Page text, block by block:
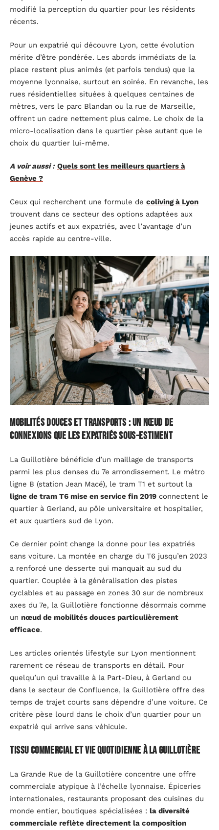
modifié la perception du quartier pour les résidents
récents.
Pour un expatrié qui découvre Lyon, cette évolution
mérite d’être pondérée. Les abords immédiats de la
place restent plus animés (et parfois tendus) que la
moyenne lyonnaise, surtout en soirée. En revanche, les
rues résidentielles situées à quelques centaines de
mètres, vers le parc Blandan ou la rue de Marseille,
offrent un cadre nettement plus calme. Le choix de la
micro-localisation dans le quartier pèse autant que le
choix du quartier lui-même.
A voir aussi : Quels sont les meilleurs quartiers à
Genève ?
Ceux qui recherchent une formule de coliving à Lyon
trouvent dans ce secteur des options adaptées aux
jeunes actifs et aux expatriés, avec l’avantage d’un
accès rapide au centre-ville.
Mobilités douces et transports : un nœud de
connexions que les expatriés sous-estiment
La Guillotière bénéficie d’un maillage de transports
parmi les plus denses du 7e arrondissement. Le métro
ligne B (station Jean Macé), le tram T1 et surtout la
ligne de tram T6 mise en service fin 2019 connectent le
quartier à Gerland, au pôle universitaire et hospitalier,
et aux quartiers sud de Lyon.
Ce dernier point change la donne pour les expatriés
sans voiture. La montée en charge du T6 jusqu’en 2023
a renforcé une desserte qui manquait au sud du
quartier. Couplée à la généralisation des pistes
cyclables et au passage en zones 30 sur de nombreux
axes du 7e, la Guillotière fonctionne désormais comme
un nœud de mobilités douces particulièrement
efficace.
Les articles orientés lifestyle sur Lyon mentionnent
rarement ce réseau de transports en détail. Pour
quelqu’un qui travaille à la Part-Dieu, à Gerland ou
dans le secteur de Confluence, la Guillotière offre des
temps de trajet courts sans dépendre d’une voiture. Ce
critère pèse lourd dans le choix d’un quartier pour un
expatrié qui arrive sans véhicule.
Tissu commercial et vie quotidienne à la Guillotière
La Grande Rue de la Guillotière concentre une offre
commerciale atypique à l’échelle lyonnaise. Épiceries
internationales, restaurants proposant des cuisines du
monde entier, boutiques spécialisées : la diversité
commerciale reflète directement la composition